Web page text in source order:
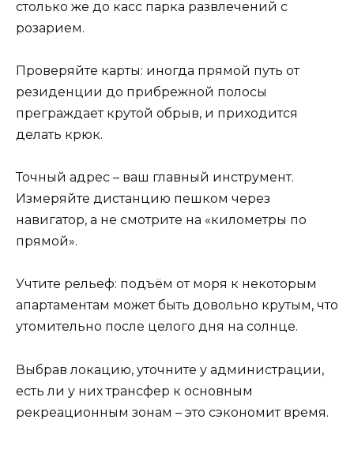
столько же до касс парка развлечений с
розарием.
Проверяйте карты: иногда прямой путь от
резиденции до прибрежной полосы
преграждает крутой обрыв, и приходится
делать крюк.
Точный адрес – ваш главный инструмент.
Измеряйте дистанцию пешком через
навигатор, а не смотрите на «километры по
прямой».
Учтите рельеф: подъём от моря к некоторым
апартаментам может быть довольно крутым, что
утомительно после целого дня на солнце.
Выбрав локацию, уточните у администрации,
есть ли у них трансфер к основным
рекреационным зонам – это сэкономит время.